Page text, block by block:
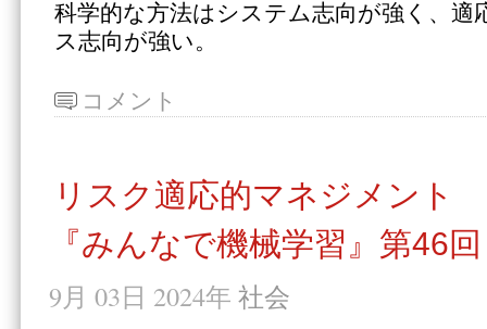
科学的な方法はシステム志向が強く、適
ス志向が強い。
コメント
リスク適応的マネジメント
『みんなで機械学習』第46回
9月 03日 2024年 社会